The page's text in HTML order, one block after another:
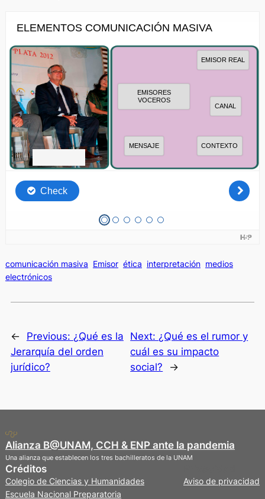
comunicación masiva Emisor ética interpretación medios
electrónicos
← Previous: ¿Qué es la
Jerarquía del orden
jurídico?
Next: ¿Qué es el rumor y
cuál es su impacto
social?
→
Alianza B@UNAM, CCH & ENP ante la pandemia
Una alianza que establecen los tres bachilleratos de la UNAM
Créditos
Colegio de Ciencias y Humanidades
Escuela Nacional Preparatoria
Aviso de privacidad